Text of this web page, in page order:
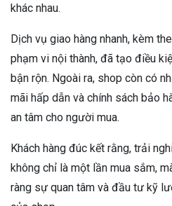
khác nhau.
Dịch vụ giao hàng nhanh, kèm
phạm vi nội thành, đã tạo điều
bận rộn. Ngoài ra, shop còn có
mãi hấp dẫn và chính sách bảo
an tâm cho người mua.
Khách hàng đúc kết rằng, trải
không chỉ là một lần mua sắm,
ràng sự quan tâm và đầu tư kỹ